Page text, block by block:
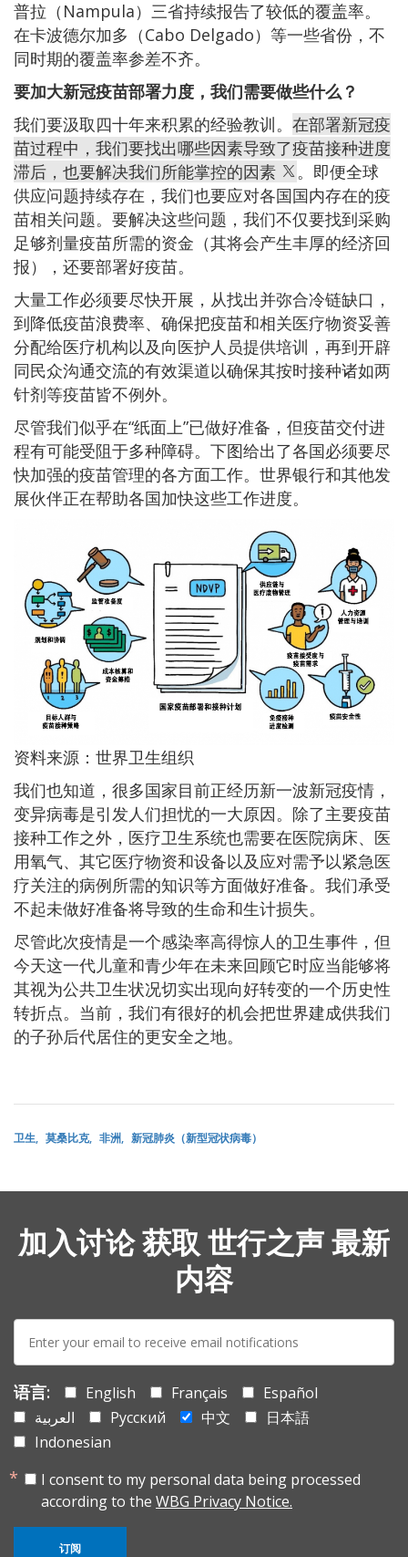
普拉（Nampula）三省持续报告了较低的覆盖率。
在卡波德尔加多（Cabo Delgado）等一些省份，不
同时期的覆盖率参差不齐。
要加大新冠疫苗部署力度，我们需要做些什么？
我们要汲取四十年来积累的经验教训。 在部署新冠疫
苗过程中，我们要找出哪些因素导致了疫苗接种进度
滞后，也要解决我们所能掌控的因素
。即便全球
供应问题持续存在，我们也要应对各国国内存在的疫
苗相关问题。要解决这些问题，我们不仅要找到采购
足够剂量疫苗所需的资金（其将会产生丰厚的经济回
报），还要部署好疫苗。
大量工作必须要尽快开展，从找出并弥合冷链缺口，
到降低疫苗浪费率、确保把疫苗和相关医疗物资妥善
分配给医疗机构以及向医护人员提供培训，再到开辟
同民众沟通交流的有效渠道以确保其按时接种诸如两
针剂等疫苗皆不例外。
尽管我们似乎在“纸面上”已做好准备，但疫苗交付进
程有可能受阻于多种障碍。下图给出了各国必须要尽
快加强的疫苗管理的各方面工作。世界银行和其他发
展伙伴正在帮助各国加快这些工作进度。
资料来源：世界卫生组织
我们也知道，很多国家目前正经历新一波新冠疫情，
变异病毒是引发人们担忧的一大原因。除了主要疫苗
接种工作之外，医疗卫生系统也需要在医院病床、医
用氧气、其它医疗物资和设备以及应对需予以紧急医
疗关注的病例所需的知识等方面做好准备。我们承受
不起未做好准备将导致的生命和生计损失。
尽管此次疫情是一个感染率高得惊人的卫生事件，但
今天这一代儿童和青少年在未来回顾它时应当能够将
其视为公共卫生状况切实出现向好转变的一个历史性
转折点。当前，我们有很好的机会把世界建成供我们
的子孙后代居住的更安全之地。
卫生 莫桑比克 非洲 新冠肺炎（新型冠状病毒）
加入讨论 获取 世行之声 最新
内容
mail:
语言: English Français
Español
العربية
Русский 中文
日本語
Indonesian
I consent to my personal data being processed
according to the WBG Privacy Notice.
订阅